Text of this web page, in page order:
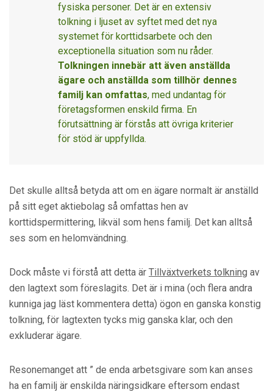
fysiska personer. Det är en extensiv
tolkning i ljuset av syftet med det nya
systemet för korttidsarbete och den
exceptionella situation som nu råder.
Tolkningen innebär att även anställda
ägare och anställda som tillhör dennes
familj kan omfattas, med undantag för
företagsformen enskild firma. En
förutsättning är förstås att övriga kriterier
för stöd är uppfyllda.
Det skulle alltså betyda att om en ägare normalt är anställd
på sitt eget aktiebolag så omfattas hen av
korttidspermittering, likväl som hens familj. Det kan alltså
ses som en helomvändning.
Dock måste vi förstå att detta är Tillväxtverkets tolkning av
den lagtext som föreslagits. Det är i mina (och flera andra
kunniga jag läst kommentera detta) ögon en ganska konstig
tolkning, för lagtexten tycks mig ganska klar, och den
exkluderar ägare.
Resonemanget att ” de enda arbetsgivare som kan anses
ha en familj är enskilda näringsidkare eftersom endast